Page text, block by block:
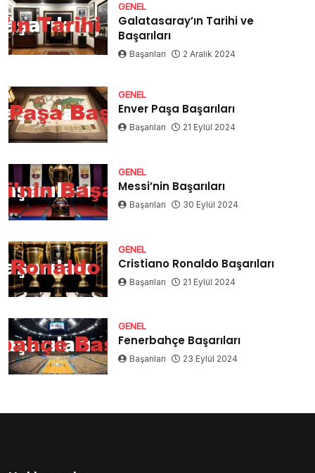
GENEL
Galatasaray’ın Tarihi ve
Başarıları
Başarıları 2 Aralık 2024
GENEL
Enver Paşa Başarıları
Başarıları 21 Eylül 2024
GENEL
Messi’nin Başarıları
Başarıları 30 Eylül 2024
GENEL
Cristiano Ronaldo Başarıları
Başarıları 21 Eylül 2024
GENEL
Fenerbahçe Başarıları
Başarıları 23 Eylül 2024